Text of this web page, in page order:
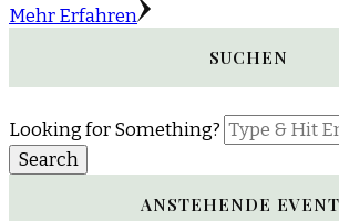
Mehr Erfahren
SUCHEN
Looking for Something?
ANSTEHENDE